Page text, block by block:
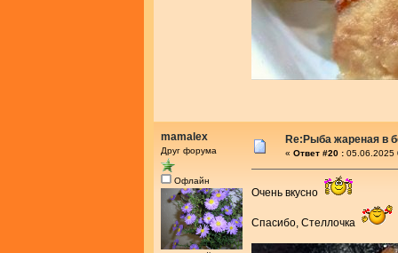
mamalex
Друг форума
Офлайн
Re:Рыба жареная в
« Ответ #20 : 05.06.2025
Очень вкусно
Спасибо, Стеллочка